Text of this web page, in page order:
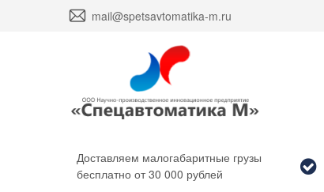
envelope mail@spetsavtomatika-m.ru
Доставляем малогабаритные грузы
бесплатно от 30 000 рублей